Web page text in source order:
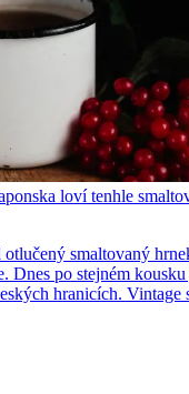
loví tenhle
otlučený smaltovaný
Dnes po stejném
hranicích. Vintage